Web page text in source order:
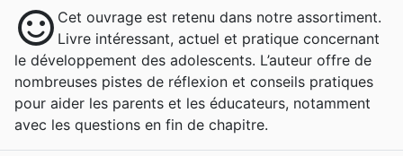
de l’éducation, la psychologie et
l’anthropologie. Il a aussi reçu une
formation théologique grâce à laquelle il
enseigne aux familles de la Calvary Baptist
Church de Winston-Salem en Caroline du
Nord. Conseiller conjugal de renom il donne
sentiment_satisfied Cet ouvrage est retenu dans notre assortiment.
Livre intéressant, actuel et pratique concernant
le développement des adolescents. L’auteur offre de
nombreuses pistes de réflexion et conseils pratiques
pour aider les parents et les éducateurs, notamment
avec les questions en fin de chapitre.